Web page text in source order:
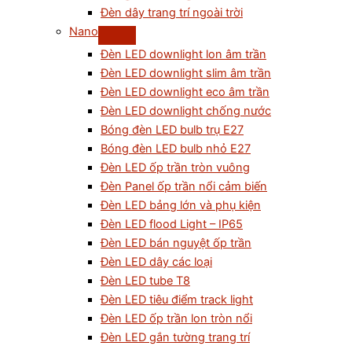
Đèn dây trang trí ngoài trời
Nano
Đèn LED downlight lon âm trần
Đèn LED downlight slim âm trần
Đèn LED downlight eco âm trần
Đèn LED downlight chống nước
Bóng đèn LED bulb trụ E27
Bóng đèn LED bulb nhỏ E27
Đèn LED ốp trần tròn vuông
Đèn Panel ốp trần nổi cảm biến
Đèn LED bảng lớn và phụ kiện
Đèn LED flood Light – IP65
Đèn LED bán nguyệt ốp trần
Đèn LED dây các loại
Đèn LED tube T8
Đèn LED tiêu điểm track light
Đèn LED ốp trần lon tròn nổi
Đèn LED gắn tường trang trí